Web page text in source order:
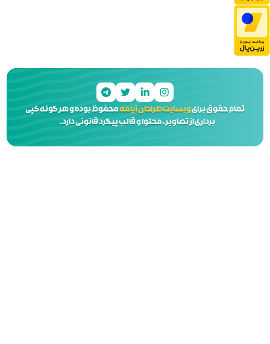
محفوظ بوده و هر گونه کپی
و قالب پیگرد قانونی دارد.